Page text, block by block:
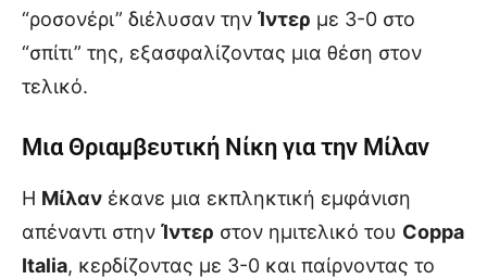
“ροσονέρι” διέλυσαν την Ίντερ με 3-0 στο
“σπίτι” της, εξασφαλίζοντας μια θέση στον
τελικό.
Μια Θριαμβευτική Νίκη για την Μίλαν
Η Μίλαν έκανε μια εκπληκτική εμφάνιση
απέναντι στην Ίντερ στον ημιτελικό του Coppa
Italia, κερδίζοντας με 3-0 και παίρνοντας το